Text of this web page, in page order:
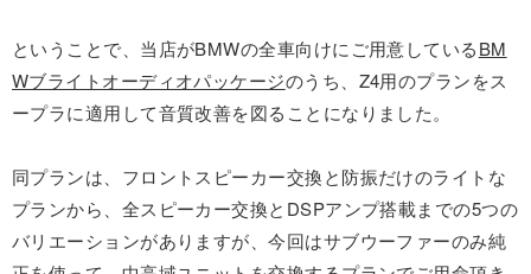
ということで、当店がBMWの全車向けにご用意しているBM
Wブライトオーディオパッケージのうち、Z4用のプランをス
ープラに適用して音質改善を図ることになりました。
同プランは、フロントスピーカー交換と防振だけのライトな
プランから、全スピーカー交換とDSPアンプ搭載までの5つの
バリエーションがありますが、今回はサブウーファーのみ純